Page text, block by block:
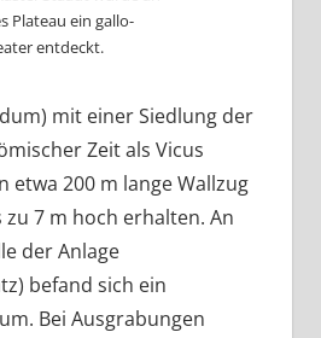
Plateau ein gallo-
entdeckt.
mit einer Siedlung der
Zeit als Vicus
etwa 200 m lange Wallzug
7 m hoch erhalten. An
der Anlage
befand sich ein
Bei Ausgrabungen